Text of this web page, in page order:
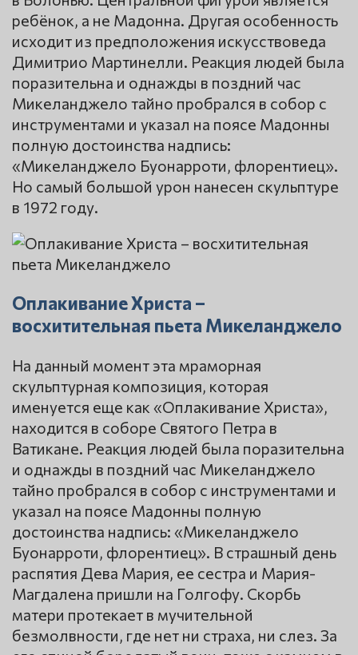
ребёнок, а не Мадонна. Другая особенность
исходит из предположения искусствоведа
Димитрио Мартинелли. Реакция людей была
поразительна и однажды в поздний час
Микеланджело тайно пробрался в собор с
инструментами и указал на поясе Мадонны
полную достоинства надпись:
«Микеланджело Буонарроти, флорентиец».
Но самый большой урон нанесен скульптуре
в 1972 году.
Оплакивание Христа –
восхитительная пьета Микеланджело
На данный момент эта мраморная
скульптурная композиция, которая
именуется еще как «Оплакивание Христа»,
находится в соборе Святого Петра в
Ватикане. Реакция людей была поразительна
и однажды в поздний час Микеланджело
тайно пробрался в собор с инструментами и
указал на поясе Мадонны полную
достоинства надпись: «Микеланджело
Буонарроти, флорентиец». В страшный день
распятия Дева Мария, ее сестра и Мария-
Магдалена пришли на Голгофу. Скорбь
матери протекает в мучительной
безмолвности, где нет ни страха, ни слез. За